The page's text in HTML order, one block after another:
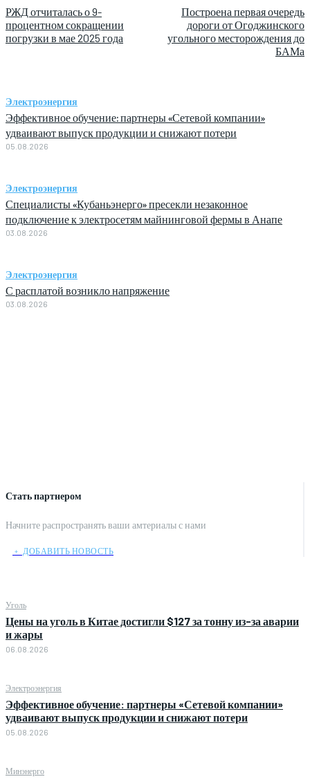
Стать партнером
Начните распространять ваши амтериалы с нами
﹢ ДОБАВИТЬ НОВОСТЬ
Уголь
Цены на уголь в Китае достигли $127 за тонну из-за аварии
и жары
06.08.2026
Электроэнергия
Эффективное обучение: партнеры «Сетевой компании»
удваивают выпуск продукции и снижают потери
05.08.2026
Минэнерго
РЖД отчиталась о 9-
процентном сокращении
погрузки в мае 2025 года
Построена первая очередь
дороги от Огоджинского
угольного месторождения до
БАМа
Электроэнергия
Эффективное обучение: партнеры «Сетевой компании»
удваивают выпуск продукции и снижают потери
05.08.2026
Электроэнергия
Специалисты «Кубаньэнерго» пресекли незаконное
подключение к электросетям майнинговой фермы в Анапе
03.08.2026
Электроэнергия
С расплатой возникло напряжение
03.08.2026